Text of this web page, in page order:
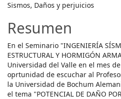
Sismos, Daños y perjuicios
Resumen
En el Seminario "INGENIERÍA
ESTRUCTURAL Y HORMIGÓN
Universidad del Valle en el mes
oprtunidad de escuchar al
la Universidad de Bochum
el tema "POTENCIAL DE DAÑO